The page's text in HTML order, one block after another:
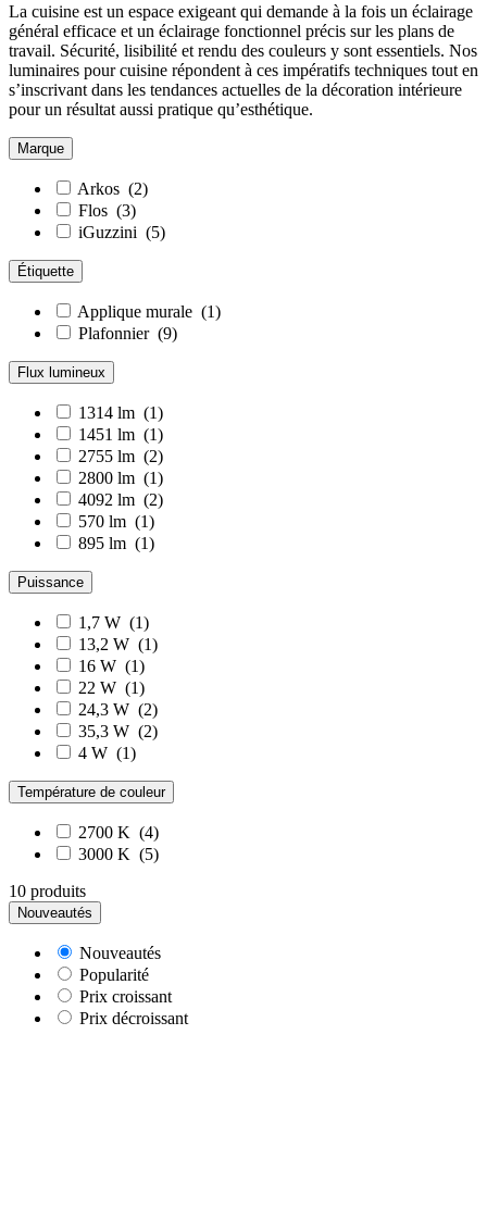
La cuisine est un espace exigeant qui demande à la fois un éclairage
général efficace et un éclairage fonctionnel précis sur les plans de
travail. Sécurité, lisibilité et rendu des couleurs y sont essentiels. Nos
luminaires pour cuisine répondent à ces impératifs techniques tout en
s’inscrivant dans les tendances actuelles de la décoration intérieure
pour un résultat aussi pratique qu’esthétique.
Marque
Arkos (2)
Flos (3)
iGuzzini (5)
Étiquette
Applique murale (1)
Plafonnier (9)
Flux lumineux
1314 lm (1)
1451 lm (1)
2755 lm (2)
2800 lm (1)
4092 lm (2)
570 lm (1)
895 lm (1)
Puissance
1,7 W (1)
13,2 W (1)
16 W (1)
22 W (1)
24,3 W (2)
35,3 W (2)
4 W (1)
Température de couleur
2700 K (4)
3000 K (5)
10 produits
Nouveautés
Nouveautés
Popularité
Prix croissant
Prix décroissant